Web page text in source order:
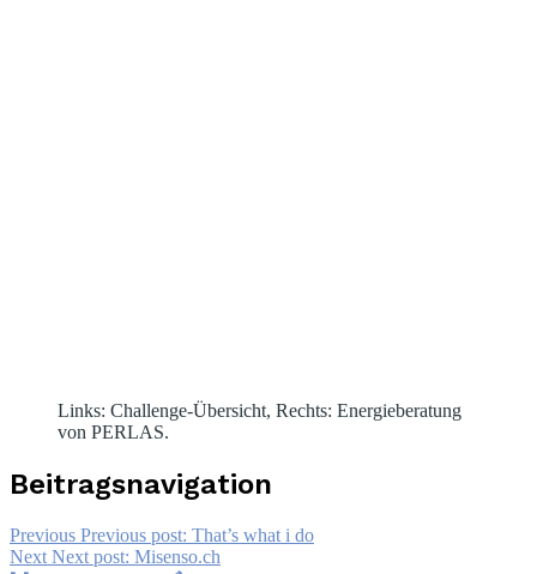
Links: Challenge-Übersicht, Rechts: Energieberatung
von PERLAS.
Beitragsnavigation
Previous Previous post: That’s what i do
Next Next post: Misenso.ch